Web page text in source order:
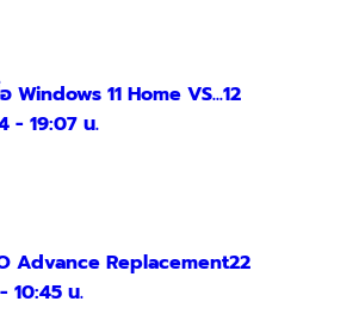
Windows 11 Home VS...12
- 19:07 น.
Advance Replacement22
10:45 น.